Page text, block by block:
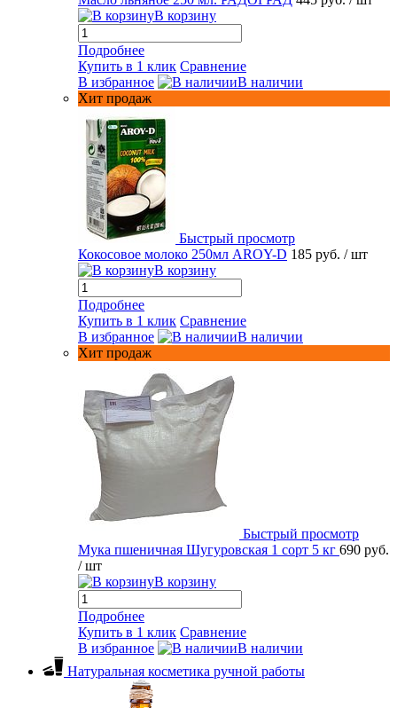
В корзину
Подробнее
Купить в 1 клик Сравнение
В избранное
В наличии
Хит продаж
Быстрый просмотр
Кокосовое молоко 250мл AROY-D 185 руб. / шт
В корзину
Подробнее
Купить в 1 клик Сравнение
В избранное
В наличии
Хит продаж
Быстрый просмотр
Мука пшеничная Шугуровская 1 сорт 5 кг 690 руб.
/ шт
В корзину
Подробнее
Купить в 1 клик Сравнение
В избранное
В наличии
Натуральная косметика ручной работы